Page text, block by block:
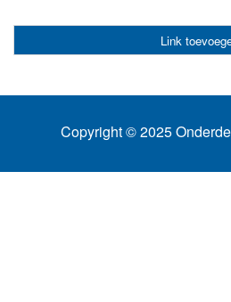
Link
Copyright © 2025